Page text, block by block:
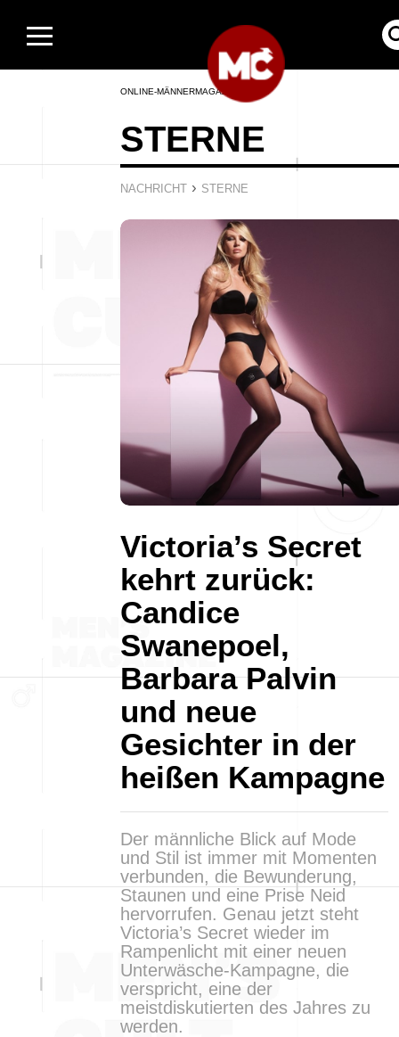
ONLINE-MÄNNERMAGAZIN
STERNE
NACHRICHT › STERNE
Victoria’s Secret
kehrt zurück:
Candice
Swanepoel,
Barbara Palvin
und neue
Gesichter in der
heißen Kampagne
Der männliche Blick auf Mode
und Stil ist immer mit Momenten
verbunden, die Bewunderung,
Staunen und eine Prise Neid
hervorrufen. Genau jetzt steht
Victoria’s Secret wieder im
Rampenlicht mit einer neuen
Unterwäsche-Kampagne, die
verspricht, eine der
meistdiskutierten des Jahres zu
werden.